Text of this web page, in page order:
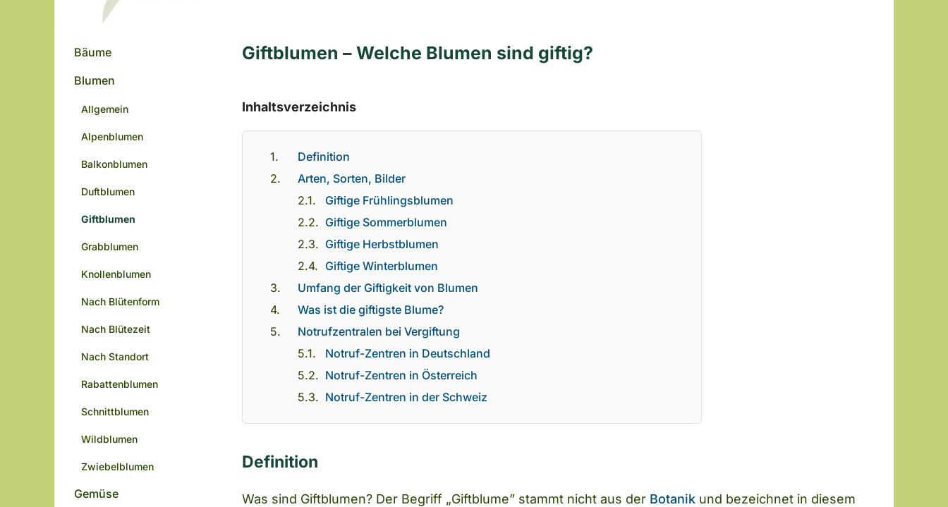
Bäume
Blumen
Allgemein
Alpenblumen
Balkonblumen
Duftblumen
Giftblumen
Grabblumen
Knollenblumen
Nach Blütenform
Nach Blütezeit
Nach Standort
Rabattenblumen
Schnittblumen
Wildblumen
Zwiebelblumen
Gemüse
Giftblumen – Welche Blumen sind giftig?
Inhaltsverzeichnis
Definition
Arten, Sorten, Bilder
Giftige Frühlingsblumen
Giftige Sommerblumen
Giftige Herbstblumen
Giftige Winterblumen
Umfang der Giftigkeit von Blumen
Was ist die giftigste Blume?
Notrufzentralen bei Vergiftung
Notruf-Zentren in Deutschland
Notruf-Zentren in Österreich
Notruf-Zentren in der Schweiz
Definition
Was sind Giftblumen? Der Begriff „Giftblume” stammt nicht aus der Botanik und bezeichnet in diesem